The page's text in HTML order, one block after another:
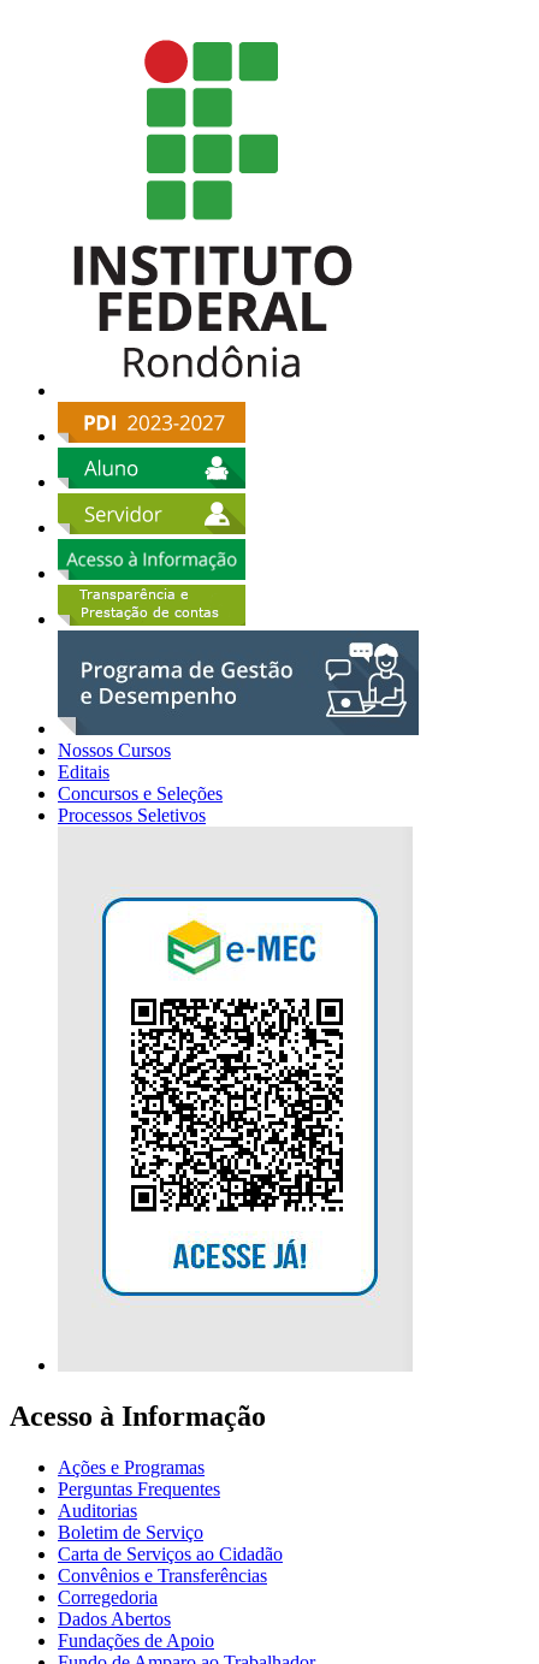
Nossos Cursos
Editais
Concursos e Seleções
Processos Seletivos
Acesso à Informação
Ações e Programas
Perguntas Frequentes
Auditorias
Boletim de Serviço
Carta de Serviços ao Cidadão
Convênios e Transferências
Corregedoria
Dados Abertos
Fundações de Apoio